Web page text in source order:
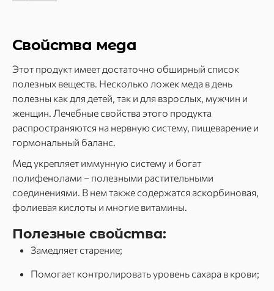
Свойства меда
Этот продукт имеет достаточно обширный список
полезных веществ. Несколько ложек меда в день
полезны как для детей, так и для взрослых, мужчин и
женщин. Лечебные свойства этого продукта
распространяются на нервную систему, пищеварение и
гормональный баланс.
Мед укрепляет иммунную систему и богат
полифенолами – полезными растительными
соединениями. В нем также содержатся аскорбиновая,
фолиевая кислоты и многие витамины.
Полезные свойства:
Замедляет старение;
Помогает контролировать уровень сахара в крови;